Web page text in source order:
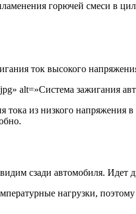
горючей смеси в
ток высокого
alt=»Система зажигания
тока из низкого
сзади автомобиля.
нагрузки,